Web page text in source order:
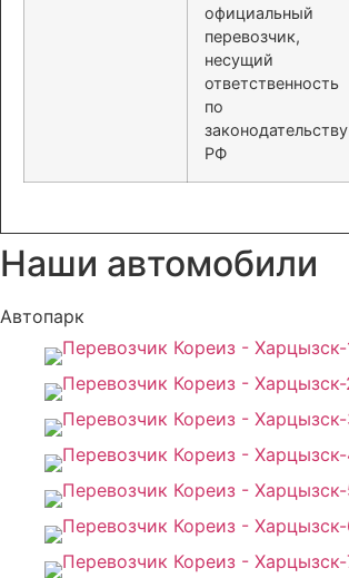
официальный
перевозчик,
несущий
ответственность
по
законодательству
РФ
Наши автомобили
Автопарк